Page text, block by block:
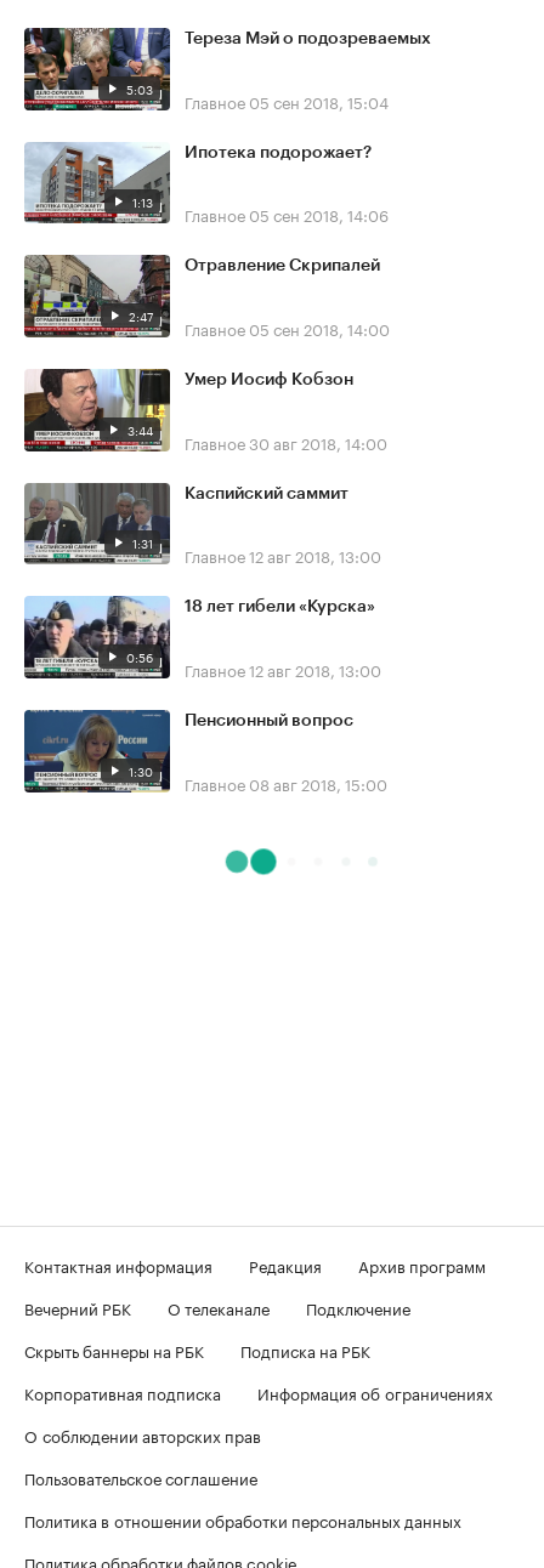
5:03
Тереза Мэй о подозреваемых
Главное 05 сен 2018, 15:04
1:13
Ипотека подорожает?
Главное 05 сен 2018, 14:06
2:47
Отравление Скрипалей
Главное 05 сен 2018, 14:00
3:44
Умер Иосиф Кобзон
Главное30 авг 2018, 14:00
1:31
Каспийский саммит
Главное12 авг 2018, 13:00
0:56
18 лет гибели «Курска»
Главное12 авг 2018, 13:00
1:30
Пенсионный вопрос
Главное 08 авг 2018, 15:00
Контактная информация Редакция
Архив программ
Вечерний РБК
О телеканале
Подключение
Скрыть баннеры на РБК
Подписка на РБК
Корпоративная подписка
Информация об ограничениях
О соблюдении авторских прав
Пользовательское соглашение
Политика в отношении обработки персональных данных
Политика обработки файлов cookie